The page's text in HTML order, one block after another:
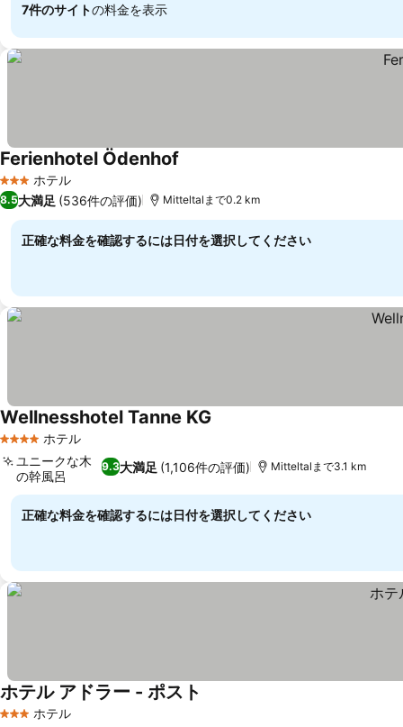
7件のサイトの料金を表示
3 ホテルのランク
ホテル
Ferienhotel Ödenhof
8.5大満足 (536件の評価) Mitteltalまで0.2 km
正確な料金を確認するには日付を選択してください
4 ホテルのランク
ホテル
Wellnesshotel Tanne KG
9.3大満足 (1,106件の評価)
ユニークな木
の幹風呂
Mitteltalまで3.1 km
正確な料金を確認するには日付を選択してください
3 ホテルのランク
ホテル
ホテル アドラー - ポスト